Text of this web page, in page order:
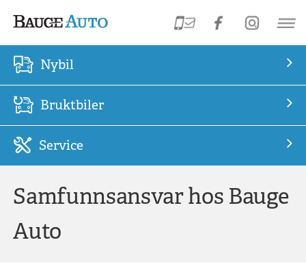
Nybil
Bruktbiler
Service
Samfunnsansvar hos Bauge
Auto